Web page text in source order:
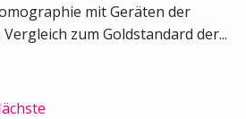
mit Geräten der
zum Goldstandard der...